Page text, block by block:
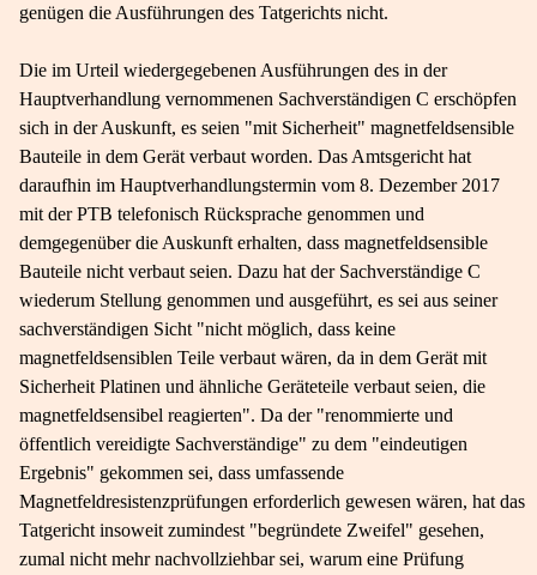
genügen die Ausführungen des Tatgerichts nicht.
Die im Urteil wiedergegebenen Ausführungen des in der
Hauptverhandlung vernommenen Sachverständigen C erschöpfen
sich in der Auskunft, es seien "mit Sicherheit" magnetfeldsensible
Bauteile in dem Gerät verbaut worden. Das Amtsgericht hat
daraufhin im Hauptverhandlungstermin vom 8. Dezember 2017
mit der PTB telefonisch Rücksprache genommen und
demgegenüber die Auskunft erhalten, dass magnetfeldsensible
Bauteile nicht verbaut seien. Dazu hat der Sachverständige C
wiederum Stellung genommen und ausgeführt, es sei aus seiner
sachverständigen Sicht "nicht möglich, dass keine
magnetfeldsensiblen Teile verbaut wären, da in dem Gerät mit
Sicherheit Platinen und ähnliche Geräteteile verbaut seien, die
magnetfeldsensibel reagierten". Da der "renommierte und
öffentlich vereidigte Sachverständige" zu dem "eindeutigen
Ergebnis" gekommen sei, dass umfassende
Magnetfeldresistenzprüfungen erforderlich gewesen wären, hat das
Tatgericht insoweit zumindest "begründete Zweifel" gesehen,
zumal nicht mehr nachvollziehbar sei, warum eine Prüfung